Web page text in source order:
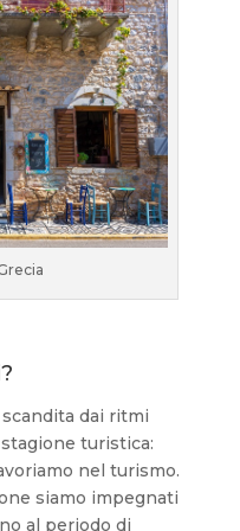
scandita dai ritmi
turistica:
nel turismo.
siamo impegnati
al periodo di